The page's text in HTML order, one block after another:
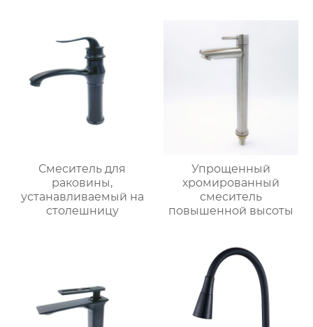
Смеситель для
раковины,
устанавливаемый на
столешницу
Упрощенный
хромированный
смеситель
повышенной высоты